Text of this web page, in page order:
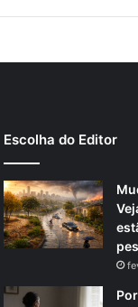
Escolha do Editor